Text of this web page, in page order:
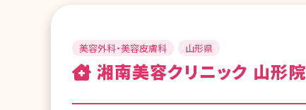
美容外科・美容皮膚科 山形県
湘南美容クリニック 山形院